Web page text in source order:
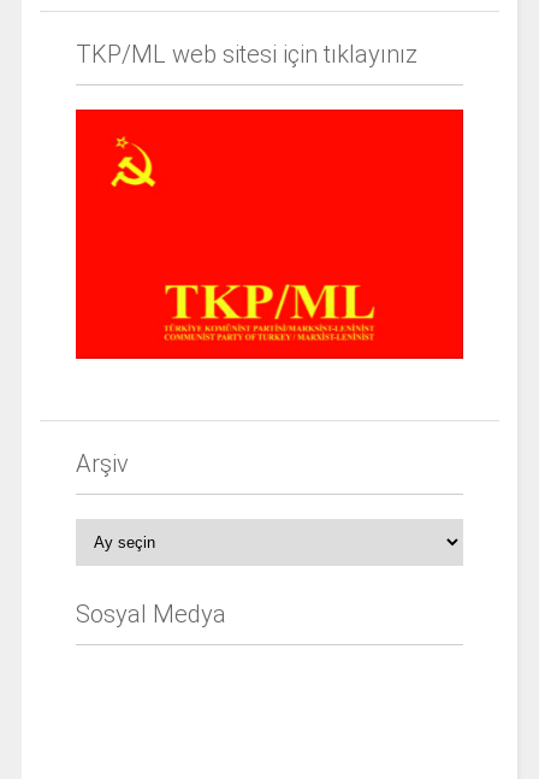
TKP/ML web sitesi için tıklayınız
Arşiv
Sosyal Medya